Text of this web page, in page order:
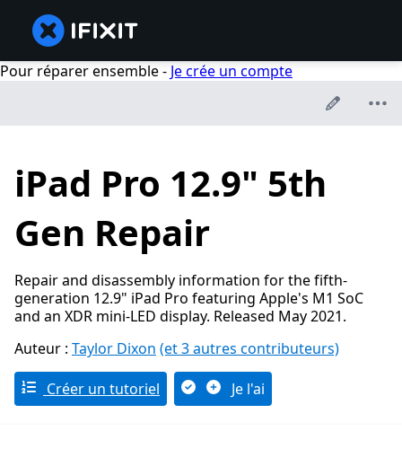
Pour réparer ensemble - Je crée un compte
iPad Pro 12.9" 5th
Gen Repair
Repair and disassembly information for the fifth-
generation 12.9" iPad Pro featuring Apple's M1 SoC
and an XDR mini-LED display. Released May 2021.
Auteur : Taylor Dixon (et 3 autres contributeurs)
Créer un tutoriel Je l'ai